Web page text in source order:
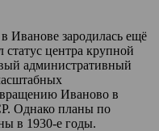
Иванове зародилась ещё
статус центра крупной
административный
Иваново в
Однако планы по
в 1930-е годы.